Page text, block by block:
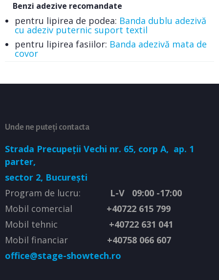
Benzi adezive recomandate
pentru lipirea de podea: Banda dublu adezivă
cu adeziv puternic suport textil
pentru lipirea fasiilor: Banda adezivă mata de
covor
Unde ne puteți contacta
Strada Precupeții Vechi nr. 65, corp A, ap. 1
parter,
sector 2, București
Program de lucru: L-V 09:00 -17:00
Mobil comercial +40722 615 799
Mobil tehnic +40722 631 041
Mobil financiar +40758 066 607
office@stage-showtech.ro